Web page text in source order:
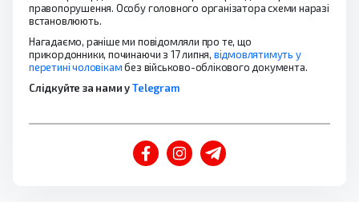
правопорушення. Особу головного організатора схеми наразі
встановлюють.
Нагадаємо, раніше ми повідомляли про те, що
прикордонники, починаючи з 17 липня, відмовлятимуть у
перетині чоловікамбез військово-облікового документа.
Слідкуйте за нами уTelegram